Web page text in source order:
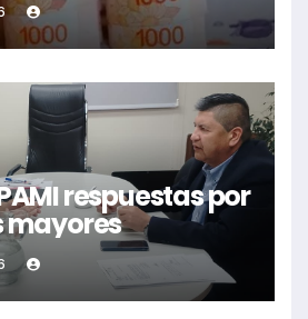
respuestas por
mayores